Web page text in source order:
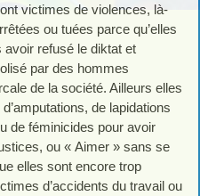
victimes de violences, là-
ou tuées parce qu’elles
refusé le diktat et
par des hommes
de la société. Ailleurs elles
de lapidations
de féminicides pour avoir
ou « Aimer » sans se
elles sont encore trop
d’accidents du travail ou